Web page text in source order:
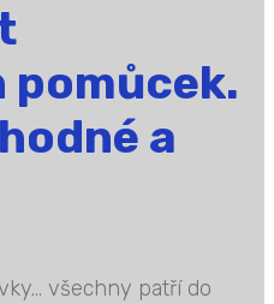
a
všechny patří do